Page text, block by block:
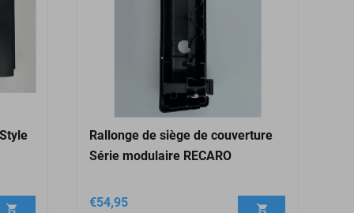
Rallonge de siège de couverture
Série modulaire RECARO
€54,95